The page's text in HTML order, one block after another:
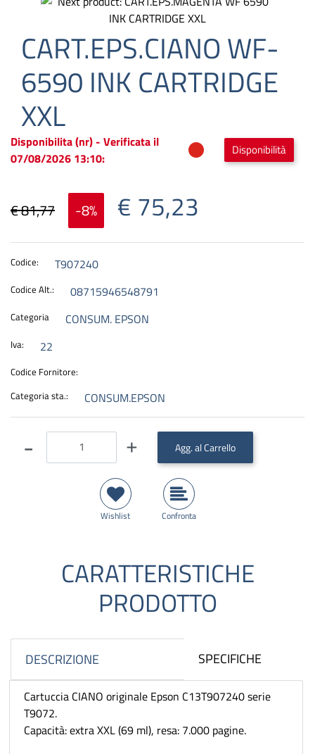
CART.EPS.CIANO WF-
6590 INK CARTRIDGE
XXL
Disponibilita (nr) - Verificata il
07/08/2026 13:10:
Disponibilità
€ 81,77 -8% € 75,23
Codice: T907240
Codice Alt.: 08715946548791
Categoria CONSUM. EPSON
Iva: 22
Codice Fornitore:
Categoria sta.:
CONSUM.EPSON
Agg. al Carrello
Wishlist Confronta
CARATTERISTICHE
PRODOTTO
DESCRIZIONE SPECIFICHE
Cartuccia CIANO originale Epson C13T907240 serie
T9072.
Capacità: extra XXL (69 ml), resa: 7.000 pagine.